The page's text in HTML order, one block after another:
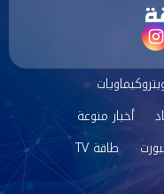
instagram
أخبار منوعة
طاقة TV